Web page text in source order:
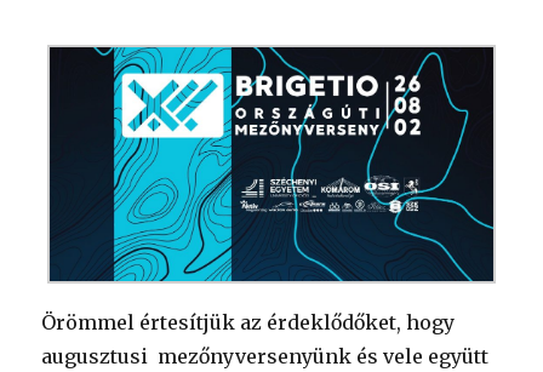
Örömmel értesítjük az érdeklődőket, hogy
augusztusi mezőnyversenyünk és vele együtt